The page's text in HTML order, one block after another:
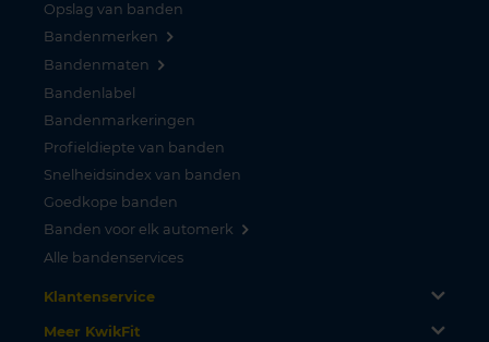
Opslag van banden
Bandenmerken
Bandenmaten
Bandenlabel
Bandenmarkeringen
Profieldiepte van banden
Snelheidsindex van banden
Goedkope banden
Banden voor elk automerk
Alle bandenservices
Klantenservice
Meer KwikFit